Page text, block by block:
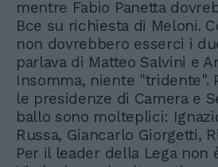
mentre Fabio Panetta
Bce su richiesta di Meloni.
non dovrebbero esserci i
parlava di Matteo Salvini e
Insomma, niente "tridente".
le presidenze di Camera e
ballo sono molteplici:
Russa, Giancarlo Giorgetti,
Per il leader della Lega non